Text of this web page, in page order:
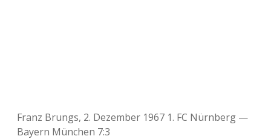
Franz Brungs, 2. Dezember 1967 1. FC Nürnberg —
Bayern München 7:3